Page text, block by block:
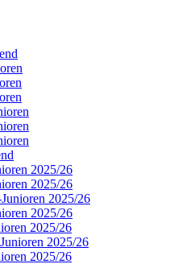
2025/26
2025/26
2025/26
2025/26
2025/26
2025/26
2025/26